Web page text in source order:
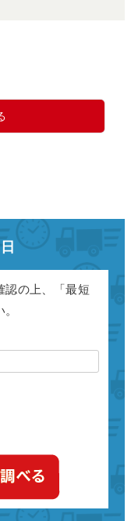
認の上、「最短